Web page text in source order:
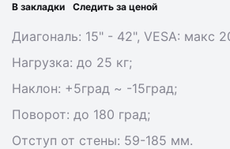
В закладки Следить за ценой
Диагональ: 15" - 42", VESA: макс
Нагрузка: до 25 кг;
Наклон: +5град ~ -15град;
Поворот: до 180 град;
Отступ от стены: 59-185 мм.